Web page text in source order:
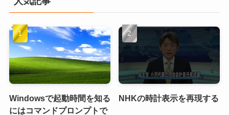
Windowsで起動時間を知る
にはコマンドプロンプトで
NHKの時計表示を再現する